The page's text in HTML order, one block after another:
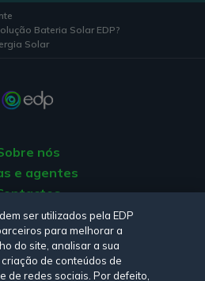
Bateria Solar EDP?
Solar
nós
e agentes
ao Cliente
da energia
Reclamações
ser utilizados pela EDP
para melhorar a
do site, analisar a sua
de conteúdos de
de redes sociais. Por defeito,